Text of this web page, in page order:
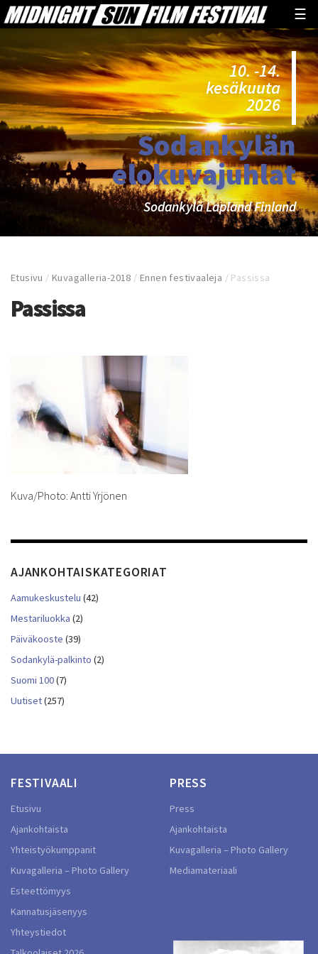
☰
10. -14.
kesäkuuta
2026
Sodankylän
elokuvajuhlat
Sodankylä Lapland Finland
Etusivu /Kuvagalleria-2018 /Ennen festivaaleja / Passissa
Passissa
Kuva/Photo: Antti Yrjönen
AJANKOHTAISKATEGORIAT
Aamukeskustelu (42)
Mestariluokka (2)
Päiväkooste (39)
Sodankylä-palkinto (2)
Suomi 100(7)
Uutiset(257)
FESTIVAALI
Etusivu
Ajankohtaista
Yhteistyökumppanit
Kuvagalleria – Photo Gallery
Esteettömyys
Kannatusjäsenyys
Yhteystiedot
PRESS
Press
Ajankohtaista
Kuvagalleria – Photo Gallery
Mediamateriaali